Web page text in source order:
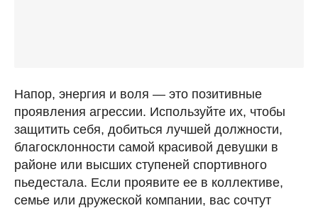
Напор, энергия и воля — это позитивные
проявления агрессии. Используйте их, чтобы
защитить себя, добиться лучшей должности,
благосклонности самой красивой девушки в
районе или высших ступеней спортивного
пьедестала. Если проявите ее в коллективе,
семье или дружеской компании, вас сочтут